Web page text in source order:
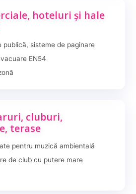
hoteluri și hale
publică, sisteme de paginare
EN54
cluburi,
terase
pentru muzică ambientală
de club cu putere mare